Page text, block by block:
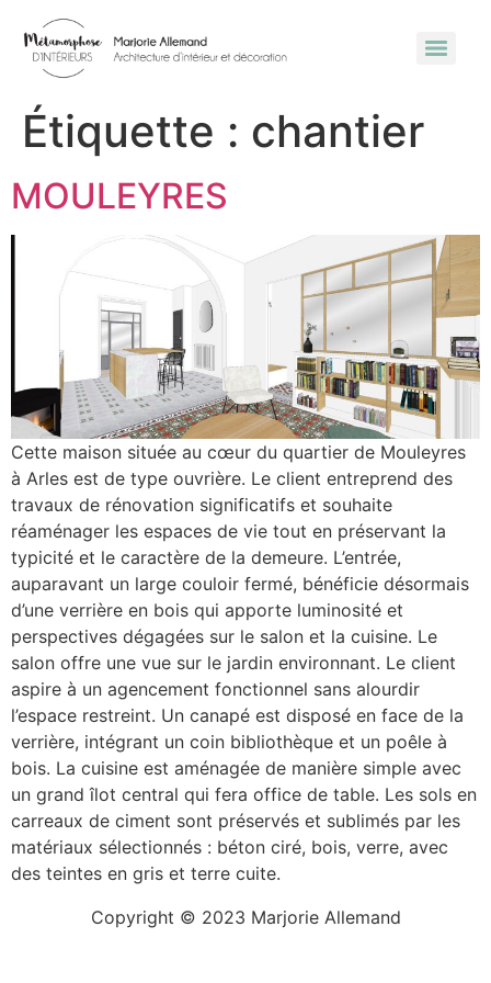
Étiquette : chantier
MOULEYRES
Cette maison située au cœur du quartier de Mouleyres
à Arles est de type ouvrière. Le client entreprend des
travaux de rénovation significatifs et souhaite
réaménager les espaces de vie tout en préservant la
typicité et le caractère de la demeure. L’entrée,
auparavant un large couloir fermé, bénéficie désormais
d’une verrière en bois qui apporte luminosité et
perspectives dégagées sur le salon et la cuisine. Le
salon offre une vue sur le jardin environnant. Le client
aspire à un agencement fonctionnel sans alourdir
l’espace restreint. Un canapé est disposé en face de la
verrière, intégrant un coin bibliothèque et un poêle à
bois. La cuisine est aménagée de manière simple avec
un grand îlot central qui fera office de table. Les sols en
carreaux de ciment sont préservés et sublimés par les
matériaux sélectionnés : béton ciré, bois, verre, avec
des teintes en gris et terre cuite.
Copyright © 2023 Marjorie Allemand